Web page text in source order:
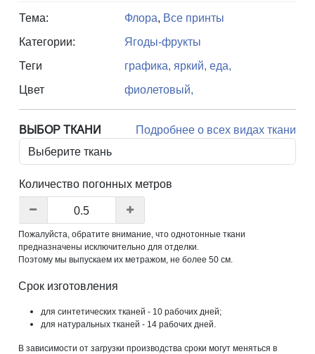
Тема: Флора, Все принты
Категории:
Ягоды-фрукты
Теги
графика, яркий, еда,
Цвет
фиолетовый,
ВЫБОР ТКАНИ Подробнее о всех видах ткани
Количество погонных метров
Пожалуйста, обратите внимание, что однотонные ткани
предназначены исключительно для отделки.
Поэтому мы выпускаем их метражом, не более 50 см.
Срок изготовления
для синтетических тканей - 10 рабочих дней;
для натуральных тканей - 14 рабочих дней.
В зависимости от загрузки производства сроки могут меняться в